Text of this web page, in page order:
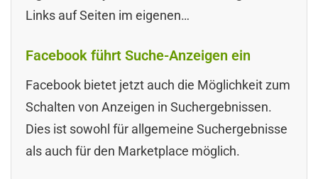
Links auf Seiten im eigenen…
Facebook führt Suche-Anzeigen ein
Facebook bietet jetzt auch die Möglichkeit zum
Schalten von Anzeigen in Suchergebnissen.
Dies ist sowohl für allgemeine Suchergebnisse
als auch für den Marketplace möglich.